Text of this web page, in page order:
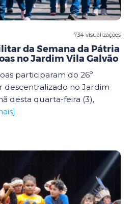
734 visualizações
da Semana da Pátria
no Jardim Vila Galvão
participaram do 26º
descentralizado no Jardim
desta quarta-feira (3),